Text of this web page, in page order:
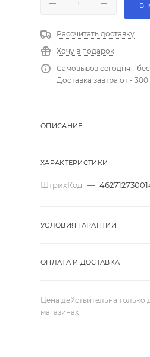
В
Рассчитать доставку
Хочу в подарок
Самовывоз сегодня -
Доставка завтра от - 300
ОПИСАНИЕ
ХАРАКТЕРИСТИКИ
ШтрихКод —
УСЛОВИЯ ГАРАНТИИ
ОПЛАТА И ДОСТАВКА
Цена действительна только
магазинах